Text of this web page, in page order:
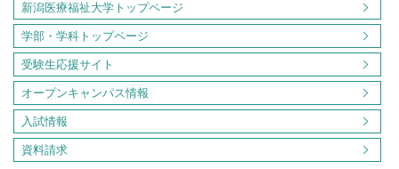
新潟医療福祉大学トップページ
学部・学科トップページ
受験生応援サイト
オープンキャンパス情報
入試情報
資料請求